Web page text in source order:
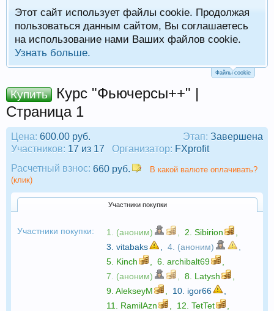
Этот сайт использует файлы cookie. Продолжая
пользоваться данным сайтом, Вы соглашаетесь
на использование нами Ваших файлов cookie.
Узнать больше.
Файлы cookie
Купить
Курс "Фьючерсы++" |
Страница 1
Этап: Завершена
Цена: 600.00 руб.
Участников: 17 из 17 Организатор: FXprofit
Расчетный взнос: 660 руб.
В какой валюте оплачивать?
(клик)
Участники покупки
Участники покупки: 1. (аноним) 2. Sibirion
3. vitabaks 4. (аноним)
5. Kinch 6. archibalt69
7. (аноним)
8. Latysh
9. AlekseyM 10. igor66
11. RamilAzn 12. TetTet